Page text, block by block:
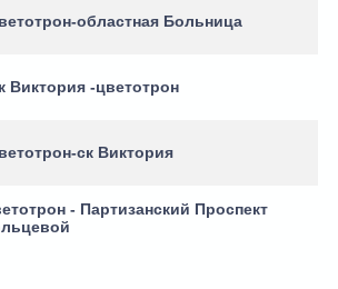
областная Больница
Виктория -цветотрон
ск Виктория
- Партизанский Проспект